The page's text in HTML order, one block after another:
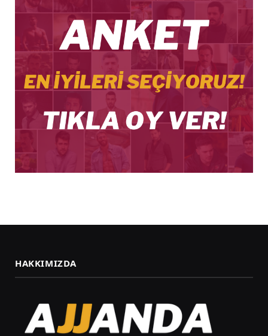
HAKKIMIZDA